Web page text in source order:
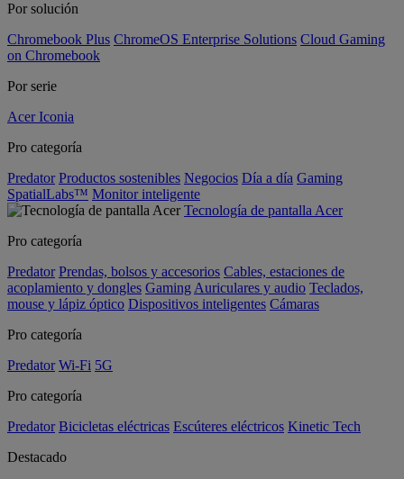
Por solución
Chromebook Plus ChromeOS Enterprise Solutions Cloud Gaming
on Chromebook
Por serie
Acer Iconia
Pro categoría
Predator Productos sostenibles Negocios Día a día Gaming
SpatialLabs™ Monitor inteligente
Tecnología de pantalla Acer
Pro categoría
Predator Prendas, bolsos y accesorios Cables, estaciones de
acoplamiento y dongles Gaming Auriculares y audio Teclados,
mouse y lápiz óptico Dispositivos inteligentes Cámaras
Pro categoría
Predator Wi-Fi 5G
Pro categoría
Predator Bicicletas eléctricas Escúteres eléctricos Kinetic Tech
Destacado